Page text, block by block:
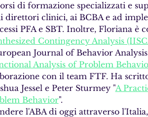
di formazione specializzati e
direttori clinici, ai BCBA e ad
PFA e SBT. Inoltre, Floriana è
Contingency Analysis
Journal of Behavior
Analysis of Problem
con il team FTF. Ha
Jessel e Peter Sturmey "A
Behavior".
l'ABA di oggi attraverso